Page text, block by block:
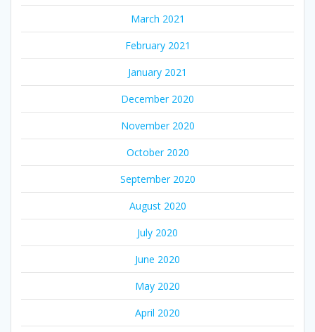
March 2021
February 2021
January 2021
December 2020
November 2020
October 2020
September 2020
August 2020
July 2020
June 2020
May 2020
April 2020